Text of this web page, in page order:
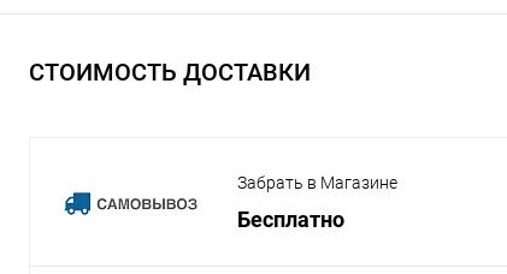
СТОИМОСТЬ ДОСТАВКИ
Забрать в Магазине
Бесплатно